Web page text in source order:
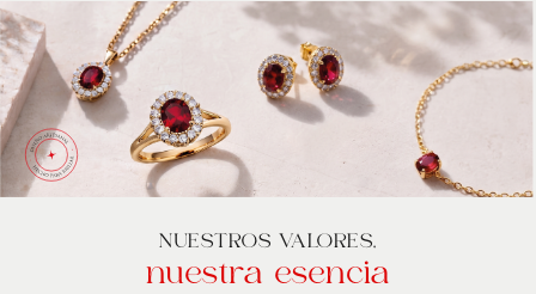
NUESTROS VALORES,
nuestra esencia